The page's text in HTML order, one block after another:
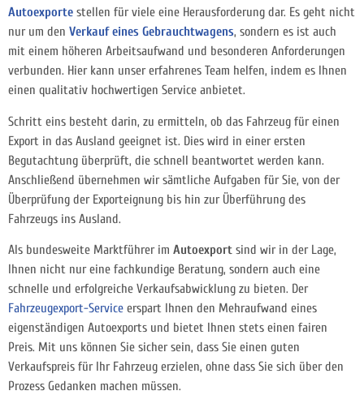
Autoexporte stellen für viele eine Herausforderung dar. Es geht nicht
nur um den Verkauf eines Gebrauchtwagens, sondern es ist auch
mit einem höheren Arbeitsaufwand und besonderen Anforderungen
verbunden. Hier kann unser erfahrenes Team helfen, indem es Ihnen
einen qualitativ hochwertigen Service anbietet.
Schritt eins besteht darin, zu ermitteln, ob das Fahrzeug für einen
Export in das Ausland geeignet ist. Dies wird in einer ersten
Begutachtung überprüft, die schnell beantwortet werden kann.
Anschließend übernehmen wir sämtliche Aufgaben für Sie, von der
Überprüfung der Exporteignung bis hin zur Überführung des
Fahrzeugs ins Ausland.
Als bundesweite Marktführer im Autoexport sind wir in der Lage,
Ihnen nicht nur eine fachkundige Beratung, sondern auch eine
schnelle und erfolgreiche Verkaufsabwicklung zu bieten. Der
Fahrzeugexport-Service erspart Ihnen den Mehraufwand eines
eigenständigen Autoexports und bietet Ihnen stets einen fairen
Preis. Mit uns können Sie sicher sein, dass Sie einen guten
Verkaufspreis für Ihr Fahrzeug erzielen, ohne dass Sie sich über den
Prozess Gedanken machen müssen.